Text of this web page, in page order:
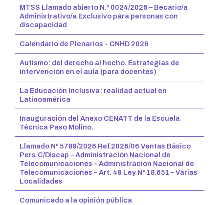
MTSS Llamado abierto N.º 0024/2026 – Becario/a
Administrativo/a Exclusivo para personas con
discapacidad
Calendario de Plenarios – CNHD 2026
Autismo: del derecho al hecho. Estrategias de
intervención en el aula (para docentes)
La Educación Inclusiva: realidad actual en
Latinoamérica
Inauguración del Anexo CENATT de la Escuela
Técnica Paso Molino.
Llamado Nº 5789/2026 Ref.2026/06 Ventas Básico
Pers.C/Discap – Administración Nacional de
Telecomunicaciones – Administración Nacional de
Telecomunicaciones – Art. 49 Ley N° 18.651 – Varias
Localidades
Comunicado a la opinión pública